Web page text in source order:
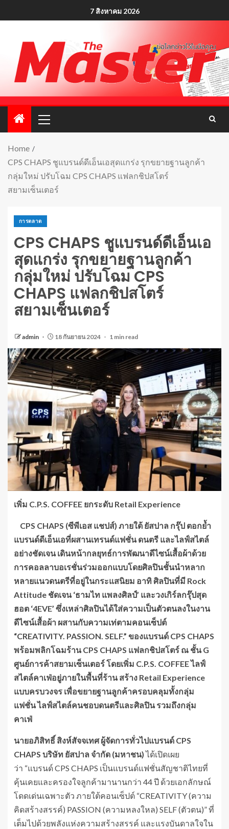
7 สิงหาคม 2026
Home
CPS CHAPS ชูแบรนด์ดีเอ็นเอสุดแกร่ง รุกขยายฐานลูกค้า
กลุ่มใหม่ ปรับโฉม CPS CHAPS แฟลกชิปสโตร์
สยามเซ็นเตอร์
การตลาด
CPS CHAPS ชูแบรนด์ดีเอ็นเอ
สุดแกร่ง รุกขยายฐานลูกค้า
กลุ่มใหม่ ปรับโฉม CPS
CHAPS แฟลกชิปสโตร์
สยามเซ็นเตอร์
admin 18 กันยายน 2024 1 min read
เพิ่ม C.P.S. COFFEE ยกระดับ Retail Experience
CPS CHAPS (ซีพีเอส แชปส์) ภายใต้ ยัสปาล กรุ๊ป ตอกย้ำ
แบรนด์ดีเอ็นเอที่ผสานเทรนด์แฟชั่น ดนตรี และไลฟ์สไตล์
อย่างชัดเจน เดินหน้ากลยุทธ์การพัฒนาดีไซน์เสื้อผ้าด้วย
การคอลลาบอเรชั่นร่วมออกแบบโดยศิลปินชั้นนำหลาก
หลายแนวดนตรีที่อยู่ในกระแสนิยม อาทิ ศิลปินที่มี Rock
Attitude ชัดเจน ‘ธามไท แพลงศิลป์’ และวงเกิร์ลกรุ๊ปสุด
ฮอต ‘4EVE’ ซึ่งเหล่าศิลปินได้ใส่ความเป็นตัวตนลงในงาน
ดีไซน์เสื้อผ้า ผสานกับความเท่ตามคอนเซ็ปต์
“CREATIVITY. PASSION. SELF.” ของแบรนด์ CPS CHAPS
พร้อมพลิกโฉมร้าน CPS CHAPS แฟลกชิปสโตร์ ณ ชั้น G
ศูนย์การค้าสยามเซ็นเตอร์ โดยเพิ่ม C.P.S. COFFEE ไลฟ์
สไตล์คาเฟ่อยู่ภายในพื้นที่ร้าน สร้าง Retail Experience
แบบครบวงจร เพื่อขยายฐานลูกค้าครอบคลุมทั้งกลุ่ม
แฟชั่น ไลฟ์สไตล์คนชอบดนตรีและศิลปิน รวมถึงกลุ่ม
คาเฟ่
นายอภิสิทธิ์ สิงห์สัจจเทศ ผู้จัดการทั่วไปแบรนด์ CPS
CHAPS บริษัท ยัสปาล จำกัด (มหาชน)ได้เปิดเผย
ว่า “แบรนด์ CPS CHAPS เป็นแบรนด์แฟชั่นสัญชาติไทยที่
คุ้นเคยและครองใจลูกค้ามานานกว่า 44 ปี ด้วยเอกลักษณ์
โดดเด่นเฉพาะตัว ภายใต้คอนเซ็ปต์ “CREATIVITY (ความ
คิดสร้างสรรค์) PASSION (ความหลงใหล) SELF (ตัวตน)” ที่
เต็มไปด้วยพลังแห่งความสร้างสรรค์ และแรงบันดาลใจใน